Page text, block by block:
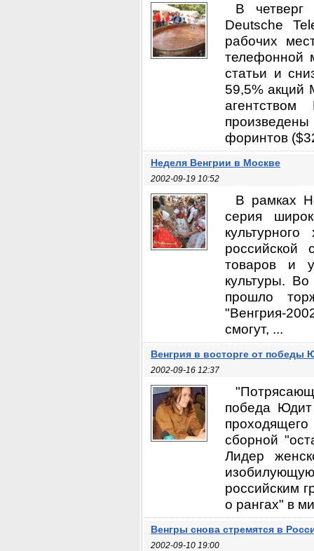
В четверг
Deutsche
рабочих
телефонной
статьи и
59,5% акций
форинтов
Неделя Венгрии в Москве
2002-09-19 10:52
В рамках
серия
российской
товаров и
культуры.
прошло
"Венгрия-
смогут, ...
Венгрия в восторге от победы
2002-09-16 12:37
победа
сборной
Лидер
российским
о рангах" в
Венгры снова стремятся в
2002-09-10 19:00